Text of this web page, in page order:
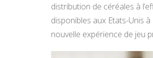
distribution de céréales à
disponibles aux Etats-Unis
nouvelle expérience de jeu